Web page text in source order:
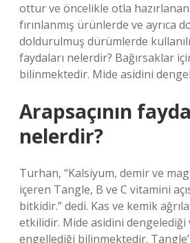
ottur ve öncelikle otla
fırınlanmış ürünlerde ve ayrıca
doldurulmuş dürümlerde
faydaları nelerdir? Bağırsaklar
bilinmektedir. Mide asidini
Arapsaçının
nelerdir?
Turhan, “Kalsiyum, demir ve
içeren Tangle, B ve C vitamini
bitkidir.” dedi. Kas ve kemik
etkilidir. Mide asidini
engellediği bilinmektedir.